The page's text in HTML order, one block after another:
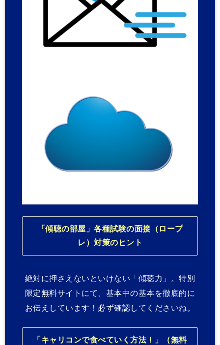
「傾聴の部屋」各種試験の面接（ロープ
レ）対策のヒント
絶対に押さえないといけない「傾聴力」。特別
限定無料サイトにて、基本中の基本を徹底的に
お伝えしています！必ず確認してくださいね。
「キャリコンで食べていく方法！」（無料